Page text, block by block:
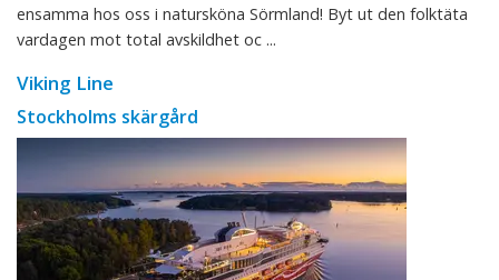
ensamma hos oss i natursköna Sörmland! Byt ut den folktäta
vardagen mot total avskildhet oc ...
Viking Line
Stockholms skärgård